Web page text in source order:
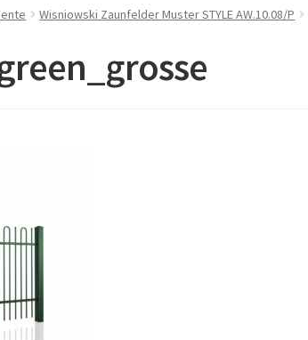
Wisniowski Zaunfelder Muster STYLE AW.10.08/P